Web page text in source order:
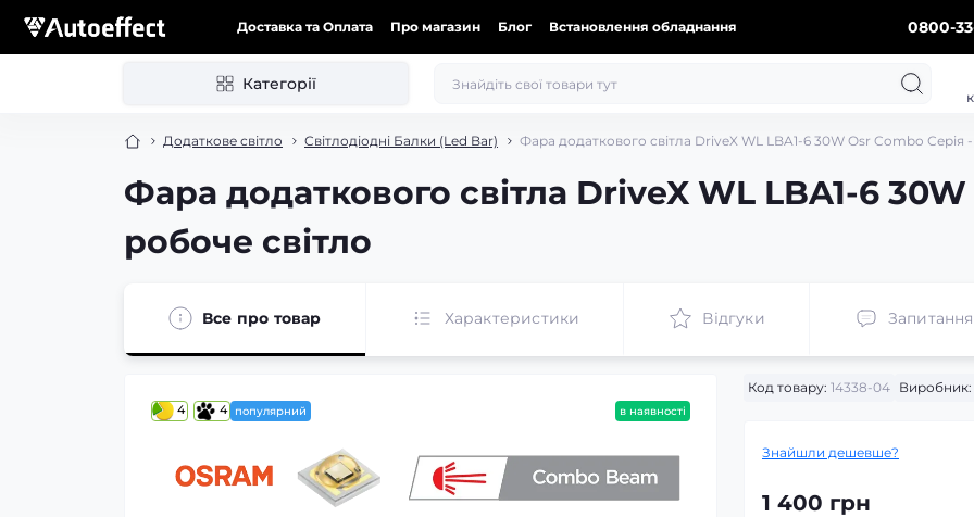
Доставка та Оплата Про магазин Блог Встановлення обладнання 0800-
Категорії
Додаткове світло Світлодіодні Балки (Led Bar) Фара додаткового світла DriveX WL LBA1-6 30W Osr Combo Серія
Фара додаткового світла DriveX WL LBA1-6
робоче світло
Все про товар Характеристики Відгуки Запитання
4 4 популярний в наявності
Код товару: 14338-04 Виробник:
Знайшли дешевше?
1 400 грн